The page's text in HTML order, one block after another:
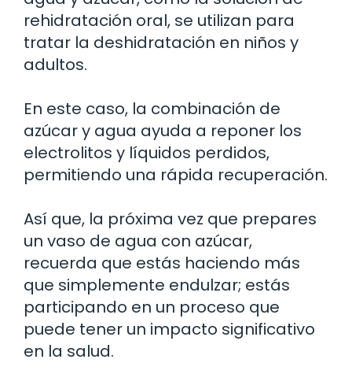
rehidratación oral, se utilizan para
tratar la deshidratación en niños y
adultos.
En este caso, la combinación de
azúcar y agua ayuda a reponer los
electrolitos y líquidos perdidos,
permitiendo una rápida recuperación.
Así que, la próxima vez que prepares
un vaso de agua con azúcar,
recuerda que estás haciendo más
que simplemente endulzar; estás
participando en un proceso que
puede tener un impacto significativo
en la salud.